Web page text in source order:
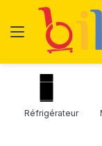
Réfrigérateur